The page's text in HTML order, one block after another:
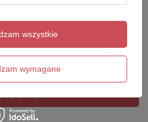
wymagane
wszystkie